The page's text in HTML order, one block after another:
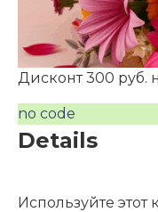
Дисконт 300 руб.
no code
Details
Используйте этот